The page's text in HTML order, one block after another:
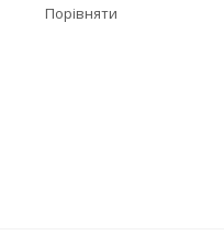
Порівняти